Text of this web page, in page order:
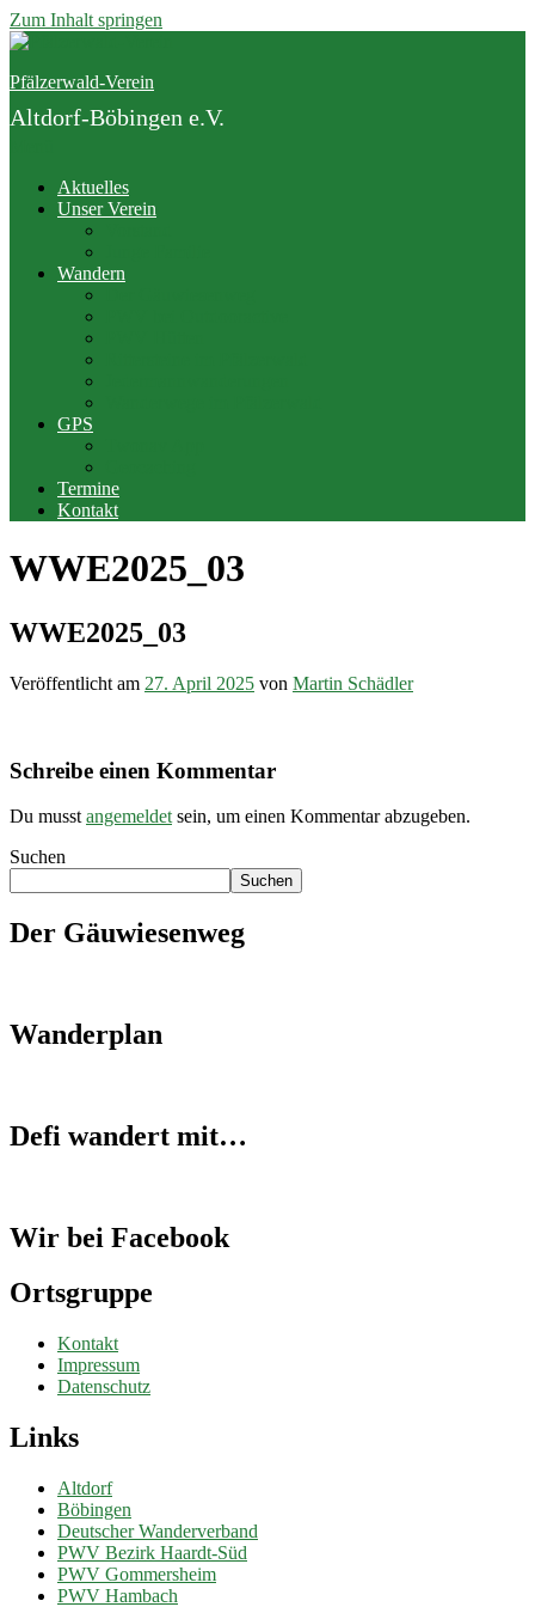
Zum Inhalt springen
Pfälzerwald-Verein
Altdorf-Böbingen e.V.
Aktuelles
Unser Verein
Wandern
GPS
Termine
Kontakt
WWE2025_03
WWE2025_03
Veröffentlicht am 27. April 2025 von Martin Schädler
Schreibe einen Kommentar
Du musst angemeldet sein, um einen Kommentar abzugeben.
Suchen
Suchen
Der Gäuwiesenweg
Wanderplan
Defi wandert mit…
Wir bei Facebook
Ortsgruppe
Kontakt
Impressum
Datenschutz
Links
Altdorf
Böbingen
Deutscher Wanderverband
PWV Bezirk Haardt-Süd
PWV Gommersheim
PWV Hambach